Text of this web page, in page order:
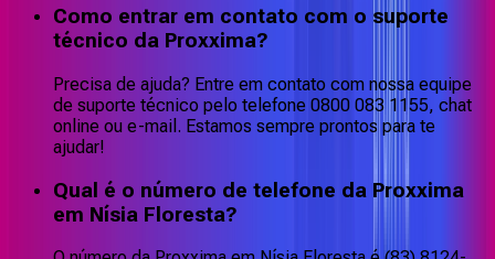
Como entrar em contato com o suporte
técnico da Proxxima?
Precisa de ajuda? Entre em contato com nossa equipe
de suporte técnico pelo telefone 0800 083 1155, chat
online ou e-mail. Estamos sempre prontos para te
ajudar!
Qual é o número de telefone da Proxxima
em Nísia Floresta?